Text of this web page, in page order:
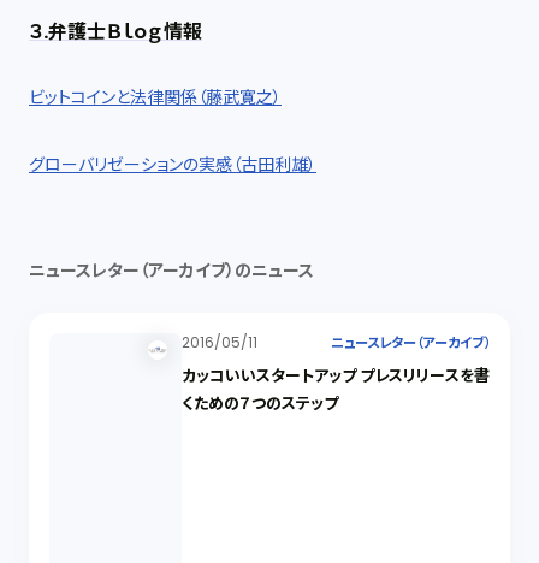
３.弁護士Ｂｌｏｇ情報
ビットコインと法律関係（藤武寛之）
グローバリゼーションの実感（古田利雄）
ニュースレター（アーカイブ）のニュース
2016/05/11 ニュースレター（アーカイブ）
カッコいいスタートアップ プレスリリースを書
くための７つのステップ